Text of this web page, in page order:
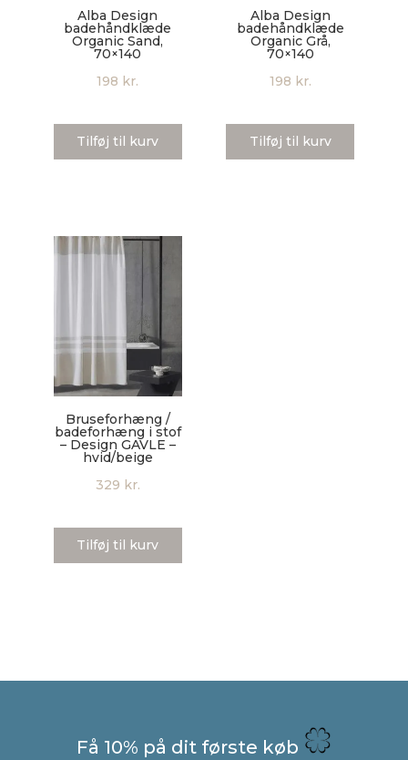
Alba Design
badehåndklæde
Organic Sand,
70×140
198 kr.
Tilføj til kurv
Alba Design
badehåndklæde
Organic Grå,
70×140
198 kr.
Tilføj til kurv
Bruseforhæng /
badeforhæng i stof
– Design GAVLE –
hvid/beige
329 kr.
Tilføj til kurv
Få 10% på dit første køb